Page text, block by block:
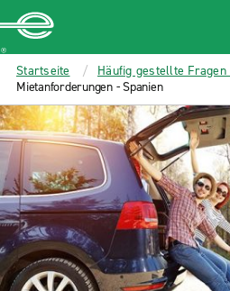
MAIN
CONTENT
Enterprise
Startseite
Häufig gestellte
Mietanforderungen - Spanien